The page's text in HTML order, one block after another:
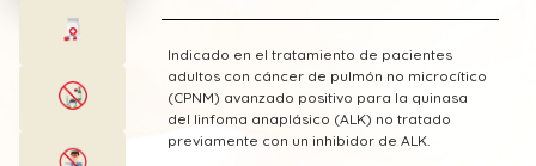
Indicado en el tratamiento de pacientes
adultos con cáncer de pulmón no microcítico
(CPNM) avanzado positivo para la quinasa
del linfoma anaplásico (ALK) no tratado
previamente con un inhibidor de ALK.